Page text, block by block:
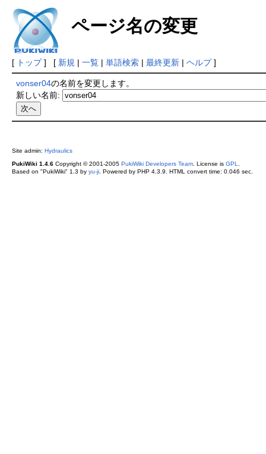
ページ名の変更
[ トップ] [ 新規 | 一覧| 単語検索| 最終更新| ヘルプ]
vonser04の名前を変更します。
新しい名前:
Site admin: Hydraulics
PukiWiki 1.4.6Copyright © 2001-2005 PukiWiki Developers Team. License is GPL
Based on "PukiWiki" 1.3 by yu-ji. Powered by PHP 4.3.9. HTML convert time: 0.046 sec.